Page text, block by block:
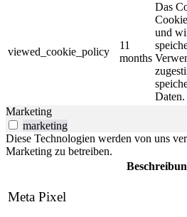
viewed_cookie_policy
11
months
Das
und
Daten.
Marketing
marketing
Diese Technologien werden von uns
Marketing zu betreiben.
Meta Pixel